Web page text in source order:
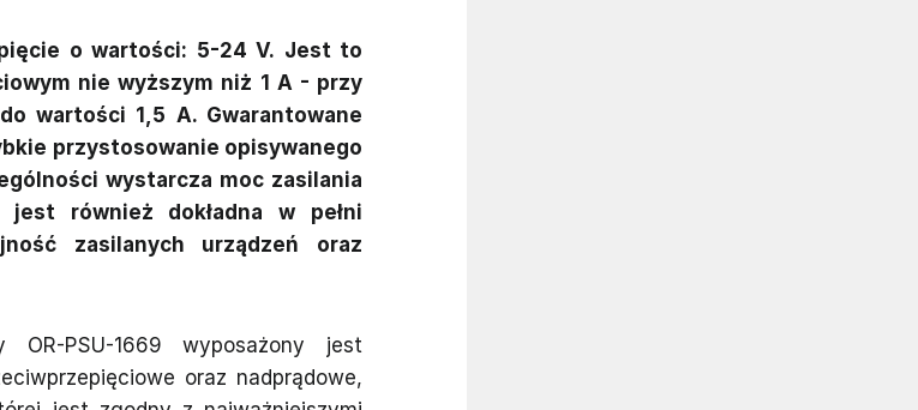
o wartości: 5-24 V. Jest to
nie wyższym niż 1 A - przy
wartości 1,5 A. Gwarantowane
przystosowanie opisywanego
wystarcza moc zasilania
jest również dokładna w pełni
zasilanych urządzeń oraz
OR-PSU-1669 wyposażony jest
oraz nadprądowe,